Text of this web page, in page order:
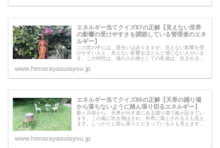
エネルギー当てクイズ87の正解【見えない世界
の影響の受けやすさを調節している管理者のエネ
ルギー】
この世の中には、度合いはありますが、見えない影響を受
けやすい人と、見えない影響をほとんど感じない人がいま
す。この特性は、魂の入れ物としての私達は、生まれる前
の感覚を調整している管理者がいる...
www.himarayasuisyou.jp
エネルギー当てクイズ86の正解【天界の踊り場
から落ちないように踏ん張り切るエネルギー】
数ヶ月前から、天界が示す道にある踊り場で嵐が起きてい
ます。この嵐に吹き飛ばされ、外界に落とされる人も見え
ます。しっかりと踏ん張りとどまっている人も見えます。
www.himarayasuisyou.jp